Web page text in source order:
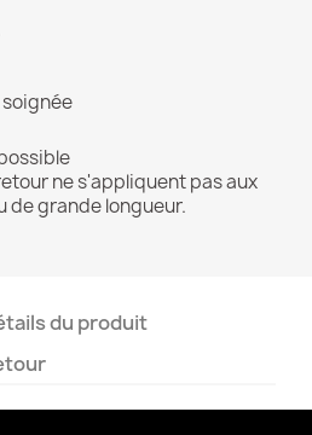
ne s'appliquent pas aux
de grande longueur.
du produit